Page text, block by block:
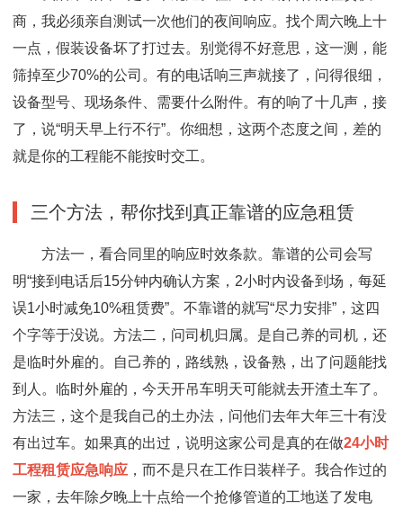
商，我必须亲自测试一次他们的夜间响应。找个周六晚上十
一点，假装设备坏了打过去。别觉得不好意思，这一测，能
筛掉至少70%的公司。有的电话响三声就接了，问得很细，
设备型号、现场条件、需要什么附件。有的响了十几声，接
了，说“明天早上行不行”。你细想，这两个态度之间，差的
就是你的工程能不能按时交工。
三个方法，帮你找到真正靠谱的应急租赁
方法一，看合同里的响应时效条款。靠谱的公司会写
明“接到电话后15分钟内确认方案，2小时内设备到场，每延
误1小时减免10%租赁费”。不靠谱的就写“尽力安排”，这四
个字等于没说。方法二，问司机归属。是自己养的司机，还
是临时外雇的。自己养的，路线熟，设备熟，出了问题能找
到人。临时外雇的，今天开吊车明天可能就去开渣土车了。
方法三，这个是我自己的土办法，问他们去年大年三十有没
有出过车。如果真的出过，说明这家公司是真的在做24小时
工程租赁应急响应 ，而不是只在工作日装样子。我合作过的
一家，去年除夕晚上十点给一个抢修管道的工地送了发电